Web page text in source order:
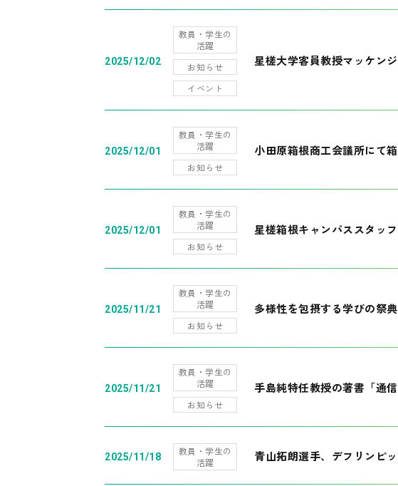
2025/12/02
教員・学生の
活躍
お知らせ
イベント
星槎大学客員教授マッケン
2025/12/01
教員・学生の
活躍
お知らせ
小田原箱根商工会議所にて
2025/12/01
教員・学生の
活躍
お知らせ
星槎箱根キャンパススタッ
2025/11/21
教員・学生の
活躍
お知らせ
多様性を包摂する学びの祭
2025/11/21
教員・学生の
活躍
お知らせ
手島純特任教授の著書「通
2025/11/18
教員・学生の
活躍
青山拓朗選手、デフリンピ